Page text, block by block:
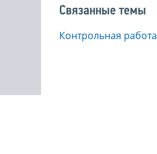
Связанные темы
Контрольная работа